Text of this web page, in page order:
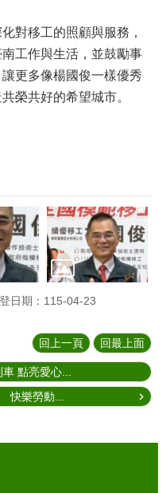
移工的照顧與服務，
工作與生活，並鼓勵事
更多像楊國俊一樣優秀
榮共好的希望城市。
日期：115-04-23
回上一頁 回最上面
點亮愛心...
快樂勞動...